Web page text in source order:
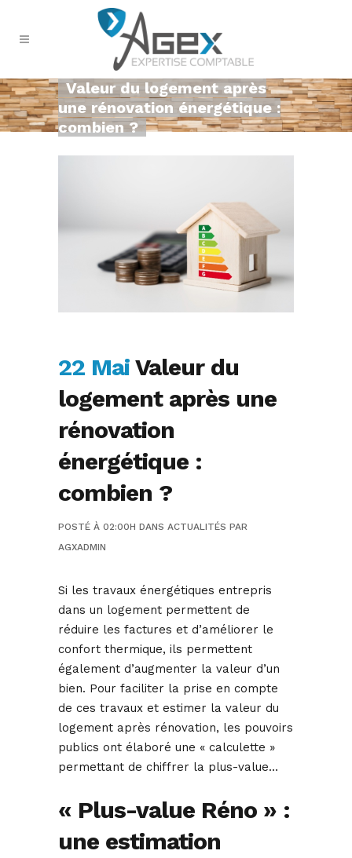
Valeur du logement après
une rénovation énergétique :
combien ?
22 Mai Valeur du
logement après une
rénovation
énergétique :
combien ?
POSTÉ À 02:00H DANS ACTUALITÉS PAR
AGXADMIN
Si les travaux énergétiques entrepris
dans un logement permettent de
réduire les factures et d’améliorer le
confort thermique, ils permettent
également d’augmenter la valeur d’un
bien. Pour faciliter la prise en compte
de ces travaux et estimer la valeur du
logement après rénovation, les pouvoirs
publics ont élaboré une « calculette »
permettant de chiffrer la plus-value…
« Plus-value Réno » :
une estimation